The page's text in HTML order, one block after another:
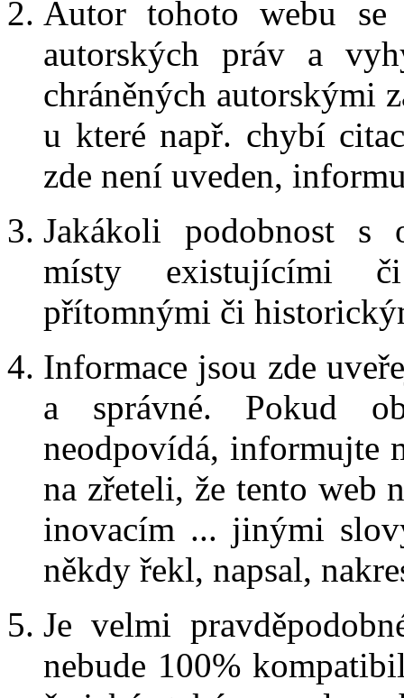
Autor tohoto webu se
autorských práv a
chráněných autorskými
u které např. chybí
zde není uveden,
Jakákoli podobnost s
místy existujícími
přítomnými či
Informace jsou zde
a správné. Pokud
neodpovídá, informujte
na zřeteli, že tento web
inovacím ... jinými
někdy řekl, napsal,
Je velmi
nebude 100%